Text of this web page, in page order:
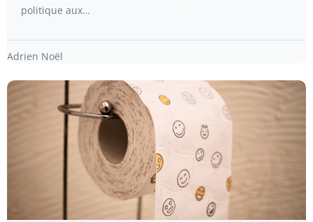
politique aux…
Adrien Noël